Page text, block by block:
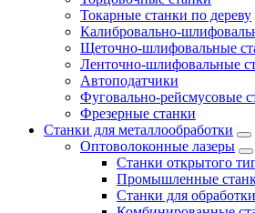
Токарные станки по дереву
Калибровально-
Щеточно-шлифовальные
Ленточно-шлифовальные
Автоподатчики
Фуговально-рейсмусовые
Фрезерные станки
Станки для металлообработки
Оптоволоконные лазеры
Станки открытого
Промышленные
Станки для